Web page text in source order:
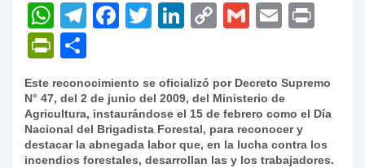
W
h
at
s
A
p
T
gr
a
m
F
e
b
o
T
er
Li
e
dI
n
C
y
Li
n
G
l
E
l
P
nt
Fr
ie
o
m
p
ar
Este reconocimiento se oficializó por Decreto Supremo
N° 47, del 2 de junio del 2009, del Ministerio de
Agricultura, instaurándose el 15 de febrero como el Día
Nacional del Brigadista Forestal, para reconocer y
destacar la abnegada labor que, en la lucha contra los
incendios forestales, desarrollan las y los trabajadores.